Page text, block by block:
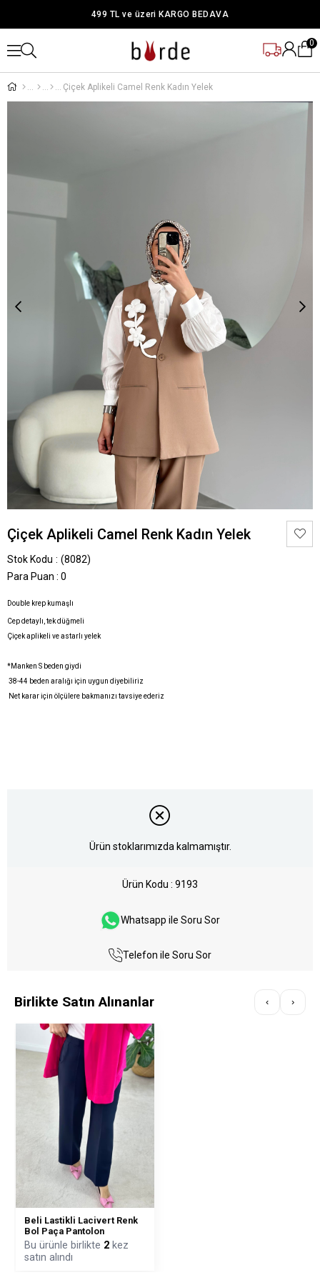
499 TL ve üzeri KARGO BEDAVA
0
Çiçek Aplikeli Camel Renk Kadın Yelek
Çiçek Aplikeli Camel Renk Kadın Yelek
Stok Kodu
(8082)
Para Puan : 0
Double krep kumaşlı
Cep detaylı, tek düğmeli
Çiçek aplikeli ve astarlı yelek
*Manken S beden giydi
38-44 beden aralığı için uygun diyebiliriz
Net karar için ölçülere bakmanızı tavsiye ederiz
Ürün stoklarımızda kalmamıştır.
Ürün Kodu 9193
Whatsapp ile Soru Sor
Telefon ile Soru Sor
Birlikte Satın Alınanlar ‹ ›
Beli Lastikli Lacivert Renk
Bol Paça Pantolon
Bu ürünle birlikte 2 kez
satın alındı